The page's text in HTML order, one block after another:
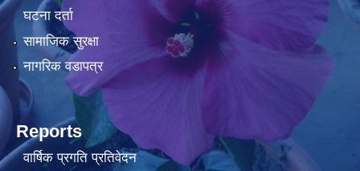
घटना दर्ता
सामाजिक सुरक्षा
नागरिक वडापत्र
Reports
वार्षिक प्रगति प्रतिवेदन